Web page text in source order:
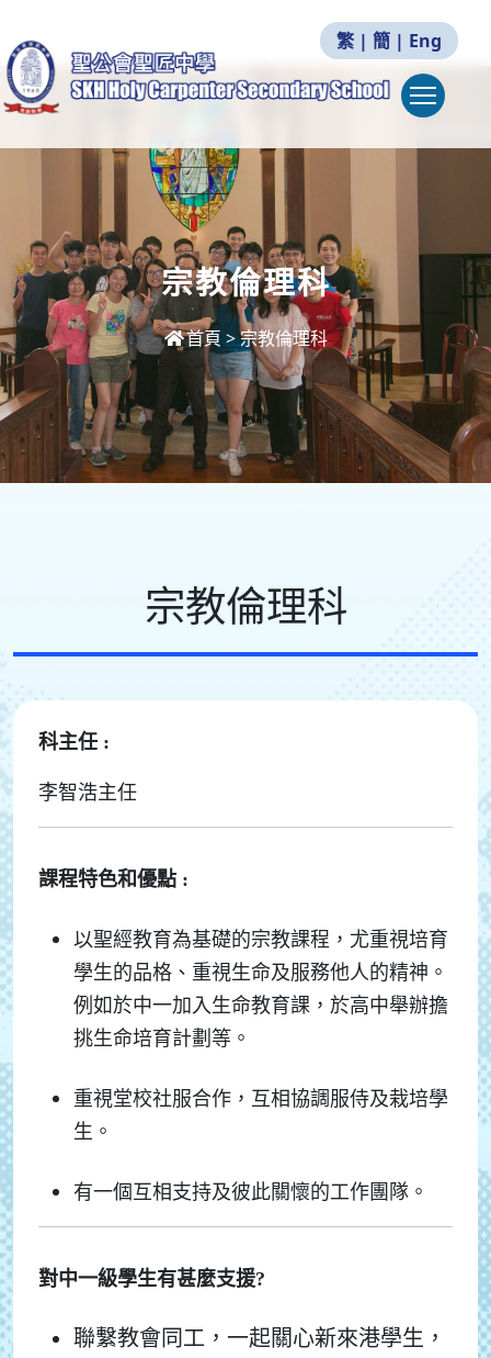
繁 | 簡 | Eng
宗教倫理科
首頁 >宗教倫理科
宗教倫理科
科主任 :
李智浩主任
課程特色和優點 :
以聖經教育為基礎的宗教課程，尤重視培育
學生的品格、重視生命及服務他人的精神。
例如於中一加入生命教育課，於高中舉辦擔
挑生命培育計劃等。
重視堂校社服合作，互相協調服侍及栽培學
生。
有一個互相支持及彼此關懷的工作團隊。
對中一級學生有甚麼支援?
聯繫教會同工，一起關心新來港學生，